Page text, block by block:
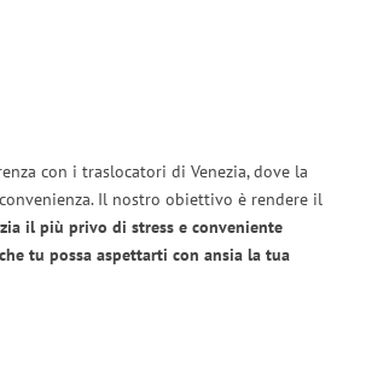
con i traslocatori di Venezia, dove la
Il nostro obiettivo è rendere il
il più privo di stress e conveniente
tu possa aspettarti con ansia la tua